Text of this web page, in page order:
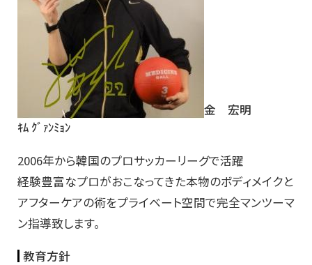
金 宏明
ｷﾑ ｸﾞｧﾝﾐｮﾝ
2006年から韓国のプロサッカーリーグで活躍
経験豊富なプロがおこなってきた本物のボディメイクと
アフターケアの術をプライベート空間で完全マンツーマ
ン指導致します。
教育方針